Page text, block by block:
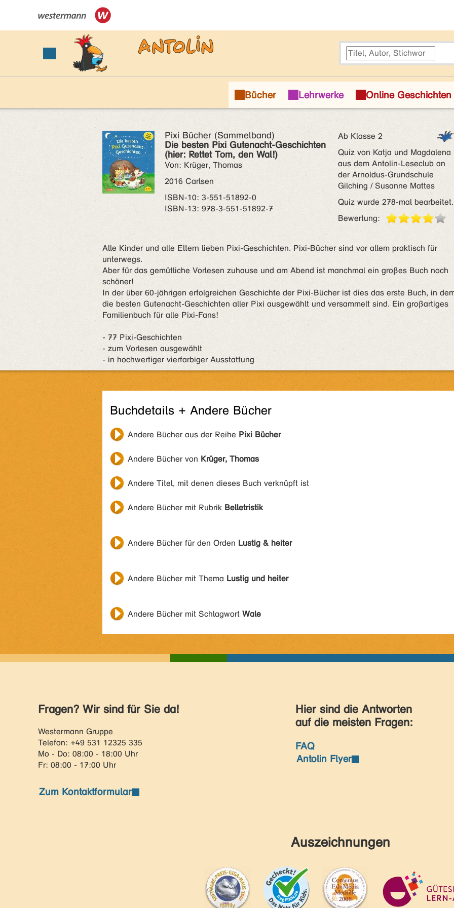
Pixi Bücher (Sammelband)
Die besten Pixi Gutenacht-Geschichten
(hier: Rettet Tom, den Wal!)
Von: Krüger, Thomas
2016 Carlsen
ISBN‑10: 3-551-51892-0
ISBN‑13: 978-3-551-51892-7
Ab Klasse 2
Quiz von Katja und Magdalena
aus dem Antolin-Leseclub an
der Arnoldus-Grundschule
Gilching / Susanne Mattes
Quiz wurde 278-mal bearbeitet.
Bewertung:
Alle Kinder und alle Eltern lieben Pixi-Geschichten. Pixi-Bücher sind vor allem praktisch für
unterwegs.
Aber für das gemütliche Vorlesen zuhause und am Abend ist manchmal ein großes Buch noch
schöner!
In der über 60-jährigen erfolgreichen Geschichte der Pixi-Bücher ist dies das erste Buch, in
die besten Gutenacht-Geschichten aller Pixi ausgewählt und versammelt sind. Ein großartiges
Familienbuch für alle Pixi-Fans!
- 77 Pixi-Geschichten
- zum Vorlesen ausgewählt
- in hochwertiger vierfarbiger Ausstattung
Buchdetails + Andere Bücher
Andere Bücher aus der Reihe Pixi Bücher
Andere Bücher von Krüger, Thomas
Andere Titel, mit denen dieses Buch verknüpft ist
Andere Bücher mit Rubrik Belletristik
Andere Bücher für den Orden Lustig & heiter
Andere Bücher mit Thema Lustig und heiter
Andere Bücher mit Schlagwort Wale